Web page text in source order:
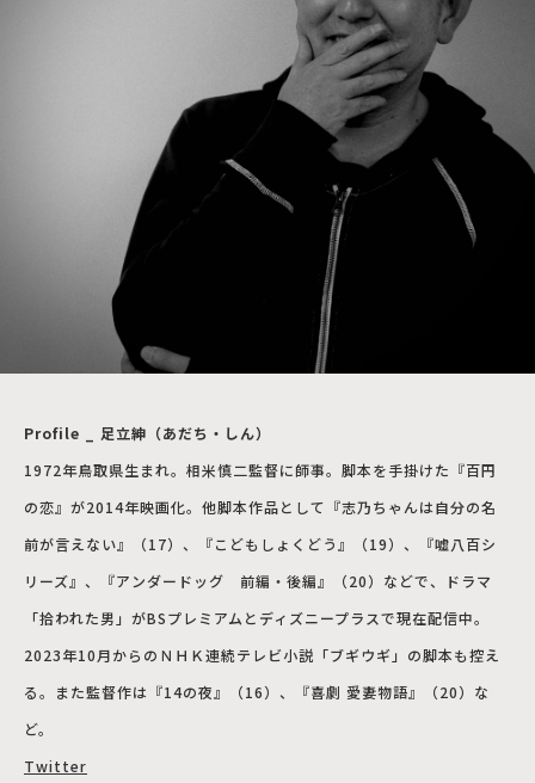
Profile _ 足立紳（あだち・しん）
1972年鳥取県生まれ。相米慎二監督に師事。脚本を手掛けた『百円
の恋』が2014年映画化。他脚本作品として『志乃ちゃんは自分の名
前が言えない』（17）、『こどもしょくどう』（19）、『嘘八百シ
リーズ』、『アンダードッグ 前編・後編』（20）などで、ドラマ
「拾われた男」がBSプレミアムとディズニープラスで現在配信中。
2023年10月からのＮＨＫ連続テレビ小説「ブギウギ」の脚本も控え
る。また監督作は『14の夜』（16）、『喜劇 愛妻物語』（20）な
ど。
Twitter